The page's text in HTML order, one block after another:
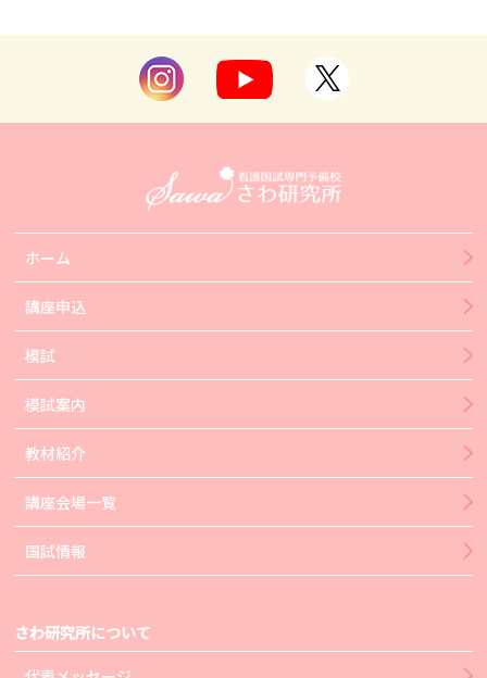
ホーム
講座申込
模試
模試案内
教材紹介
講座会場一覧
国試情報
さわ研究所について